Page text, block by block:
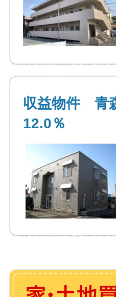
収益物件 青
12.0％